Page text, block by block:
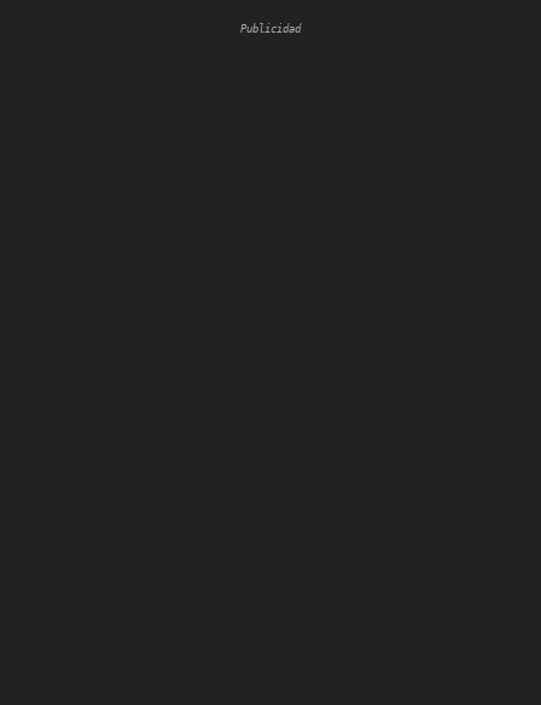
Publicidad